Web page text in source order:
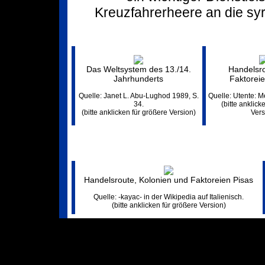
Kreuzfahrerheere an die
Das Weltsystem des 13./14.
Jahrhunderts
Quelle: Janet L. Abu-Lughod 1989, S.
34.
(bitte anklicken für größere Version)
Quelle: Utente:
(bitte
Handelsroute, Kolonien und Faktoreien Pisas
Quelle: -kayac- in der Wikipedia auf Italienisch.
(bitte anklicken für größere Version)